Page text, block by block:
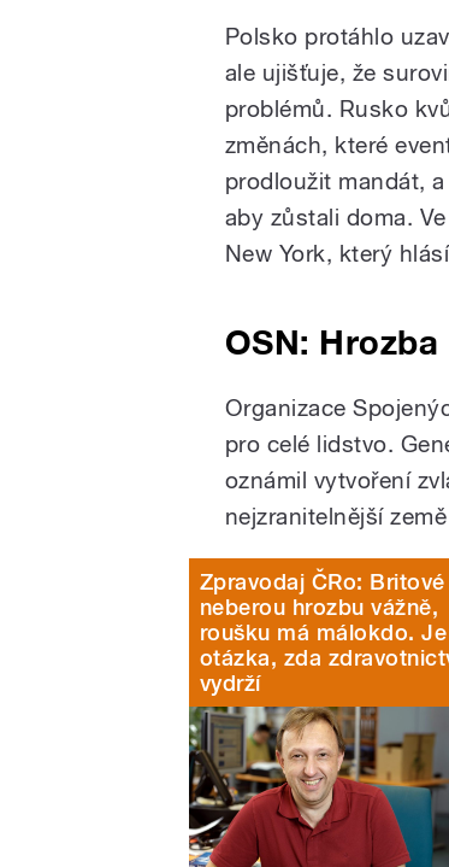
Polsko protáhlo
ale ujišťuje, že
problémů. Rusko
změnách, které
prodloužit mandát,
aby zůstali doma.
New York, který
OSN:
Organizace
pro celé lidstvo.
oznámil vytvoření
nejzranitelnější
Zpravodaj ČRo: Britové
neberou hrozbu vážně,
roušku má málokdo. Je
otázka, zda
vydrží